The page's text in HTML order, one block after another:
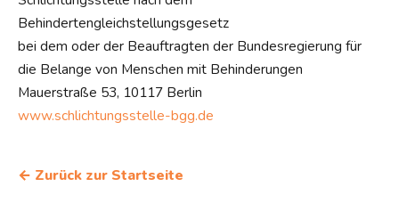
Behindertengleichstellungsgesetz
bei dem oder der Beauftragten der Bundesregierung für
die Belange von Menschen mit Behinderungen
Mauerstraße 53, 10117 Berlin
www.schlichtungsstelle-bgg.de
← Zurück zur Startseite